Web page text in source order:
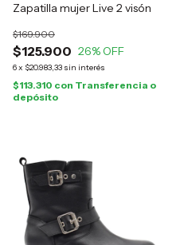
Zapatilla mujer Live 2 visón
$125.900
$169.900
26% OFF
6x $20.983,33 sin interés
$113.310 con Transferencia o
depósito